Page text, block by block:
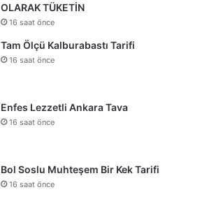
OLARAK TÜKETİN
16 saat önce
Tam Ölçü Kalburabastı Tarifi
16 saat önce
Enfes Lezzetli Ankara Tava
16 saat önce
Bol Soslu Muhteşem Bir Kek Tarifi
16 saat önce